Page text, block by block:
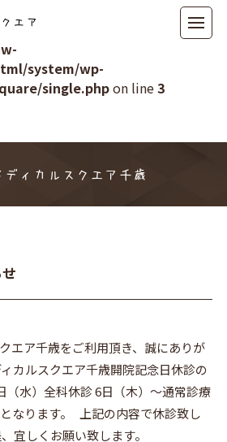
メディカルスクエア
property "ID" on null in
system/wp-
single.phpon line3
ディカルスクエア千歳
エア千歳をご利用頂き、誠にありが
カルスクエア千歳開院記念日休診の
（水）全科休診 6日（木）～通常診療
なります。 上記の内容で休診致し
宜しくお願い致します。